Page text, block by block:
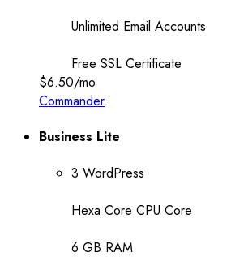
Unlimited Email Accounts
Free SSL Certificate
$6.50/mo
Commander
Business Lite
3 WordPress
Hexa Core CPU Core
6 GB RAM